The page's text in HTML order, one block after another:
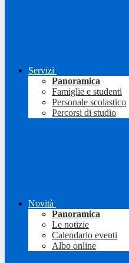
Servizi
Panoramica
Famiglie e studenti
Personale scolastico
Percorsi di studio
Novità
Panoramica
Le notizie
Calendario eventi
Albo online